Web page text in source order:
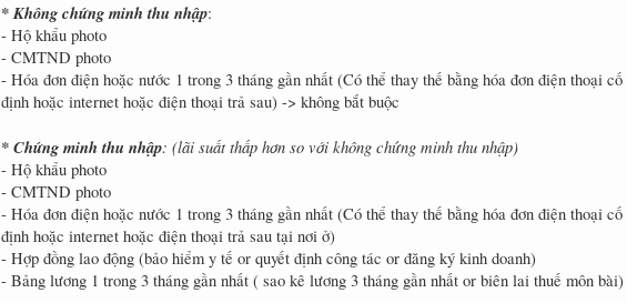
* Không chứng minh thu nhập:
- Hộ khẩu photo
- CMTND photo
- Hóa đơn điện hoặc nước 1 trong 3 tháng gần nhất (Có thể thay thế bằng hóa đơn điện thoại cố
định hoặc internet hoặc điện thoại trả sau) -> không bắt buộc
* Chứng minh thu nhập: (lãi suất thấp hơn so với không chứng minh thu nhập)
- Hộ khẩu photo
- CMTND photo
- Hóa đơn điện hoặc nước 1 trong 3 tháng gần nhất (Có thể thay thế bằng hóa đơn điện thoại cố
định hoặc internet hoặc điện thoại trả sau tại nơi ở)
- Hợp đồng lao động (bảo hiểm y tế or quyết định công tác or đăng ký kinh doanh)
- Bảng lương 1 trong 3 tháng gần nhất ( sao kê lương 3 tháng gần nhất or biên lai thuế môn bài)